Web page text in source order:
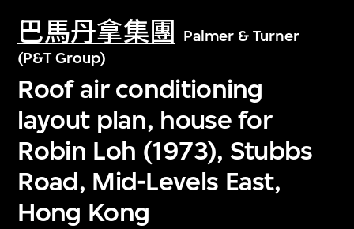
巴馬丹拿集團
Palmer & Turner
(P&T Group)
Roof air conditioning
layout plan, house for
Robin Loh (1973), Stubbs
Road, Mid-Levels East,
Hong Kong
文化藏品。